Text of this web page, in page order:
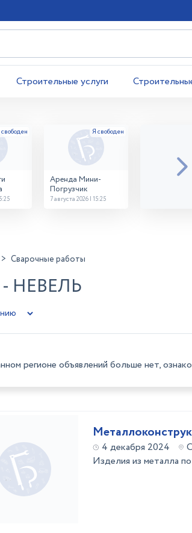
Строительные услуги
Аренда Мини-
Погрузчик
7 августа 2026 | 15:25
Сварочные работы
НЕВЕЛЬ
регионе объявлений больше нет,
4 декабря 2024
Изделия из металла